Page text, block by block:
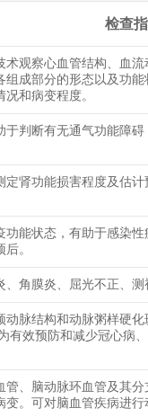
检查
术观察心血管结构、血
组成部分的形态以及功
和病变程度。
于判断有无通气功能障
定肾功能损害程度及估
功能状态，有助于感染
。
角膜炎、屈光不正、测
动脉结构和动脉粥样硬
有效预防和减少冠心病
管、脑动脉环血管及其
。可对脑血管疾病进行